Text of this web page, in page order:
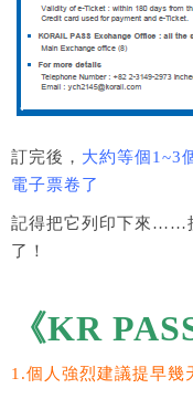
訂完後， 大約等個1~3
電子票卷了
記得把它列印下來……
了！
《KR
1.個人強烈建議提早幾